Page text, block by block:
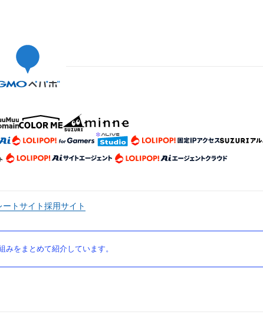
ートサイト採用サイト
をまとめて紹介しています。